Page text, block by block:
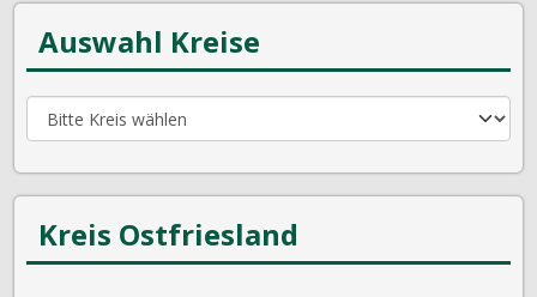
Auswahl Kreise
Kreis Ostfriesland